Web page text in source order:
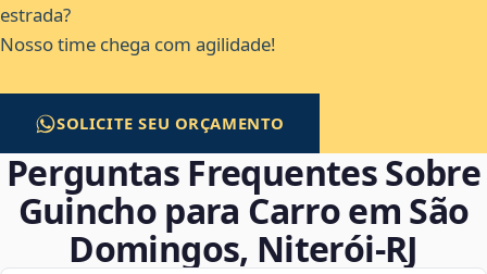
estrada?
Nosso time chega com agilidade!
SOLICITE SEU ORÇAMENTO
Perguntas Frequentes Sobre
Guincho para Carro em São
Domingos, Niterói‑RJ